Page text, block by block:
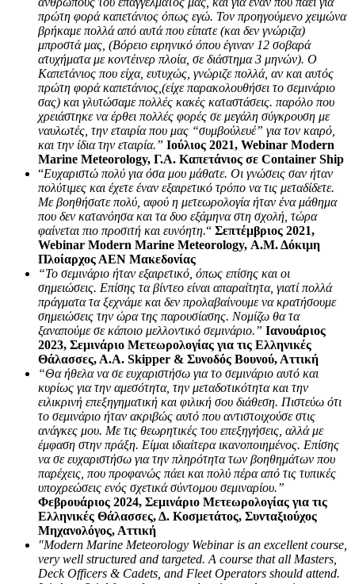
πρώτη φορά καπετάνιος όπως εγώ. Τον προηγούμενο χειμώνα
βρήκαμε πολλά από αυτά που είπατε (και δεν γνώριζα)
μπροστά μας, (Βόρειο ειρηνικό όπου έγιναν 12 σοβαρά
ατυχήματα με κοντέινερ πλοία, σε διάστημα 3 μηνών). Ο
Καπετάνιος που είχα, ευτυχώς, γνώριζε πολλά, αν και αυτός
πρώτη φορά καπετάνιος,(είχε παρακολουθήσει το σεμινάριο
σας) και γλυτώσαμε πολλές κακές καταστάσεις. παρόλο που
χρειάστηκε να έρθει πολλές φορές σε μεγάλη σύγκρουση με
ναυλωτές, την εταιρία που μας “συμβούλευέ” για τον καιρό,
και την ίδια την εταιρία.” Ιούλιος 2021, Webinar Modern
Marine Meteorology, Γ.Α. Καπετάνιος σε Container Ship
“Ευχαριστώ πολύ για όσα μου μάθατε. Οι γνώσεις σαν ήταν
πολύτιμες και έχετε έναν εξαιρετικό τρόπο να τις μεταδίδετε.
Με βοηθήσατε πολύ, αφού η μετεωρολογία ήταν ένα μάθημα
που δεν κατανόησα και τα δυο εξάμηνα στη σχολή, τώρα
φαίνεται πιο προσιτή και ευνόητη.“ Σεπτέμβριος 2021,
Webinar Modern Marine Meteorology, Α.Μ. Δόκιμη
Πλοίαρχος ΑΕΝ Μακεδονίας
“Το σεμινάριο ήταν εξαιρετικό, όπως επίσης και οι
σημειώσεις. Επίσης τα βίντεο είναι απαραίτητα, γιατί πολλά
πράγματα τα ξεχνάμε και δεν προλαβαίνουμε να κρατήσουμε
σημειώσεις την ώρα της παρουσίασης. Νομίζω θα τα
ξαναπούμε σε κάποιο μελλοντικό σεμινάριο.” Ιανουάριος
2023, Σεμινάριο Μετεωρολογίας για τις Ελληνικές
Θάλασσες, Α.Α. Skipper & Συνοδός Βουνού, Αττική
“Θα ήθελα να σε ευχαριστήσω για το σεμινάριο αυτό και
κυρίως για την αμεσότητα, την μεταδοτικότητα και την
ειλικρινή επεξηγηματική και φιλική σου διάθεση. Πιστεύω ότι
το σεμινάριο ήταν ακριβώς αυτό που αντιστοιχούσε στις
ανάγκες μου. Με τις θεωρητικές του επεξηγήσεις, αλλά με
έμφαση στην πράξη. Είμαι ιδιαίτερα ικανοποιημένος. Επίσης
να σε ευχαριστήσω για την πληρότητα των βοηθημάτων που
παρέχεις, που προφανώς πάει και πολύ πέρα από τις τυπικές
υποχρεώσεις ενός σχετικά σύντομου σεμιναρίου.”
Φεβρουάριος 2024, Σεμινάριο Μετεωρολογίας για τις
Ελληνικές Θάλασσες, Δ. Κοσμετάτος, Συνταξιούχος
Μηχανολόγος, Αττική
"Modern Marine Meteorology Webinar is an excellent course,
very well structured and targeted. A course that all Masters,
Deck Officers & Cadets, and Fleet Operators should attend.